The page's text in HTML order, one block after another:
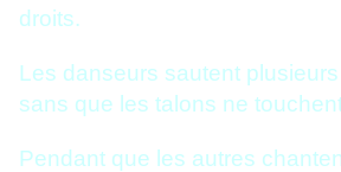
droits.
Les danseurs sautent
sans que les talons ne
Pendant que les autres